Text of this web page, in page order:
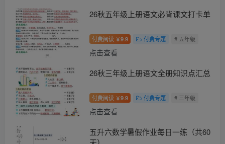
26秋五年级上册语文必背课文打卡单
付费阅读 ￥9.9 付费专题 # 五年级
点击查看
26秋三年级上册语文全册知识点汇总
付费阅读 ￥9.9 付费专题 # 三年级
点击查看
五升六数学暑假作业每日一练（共60